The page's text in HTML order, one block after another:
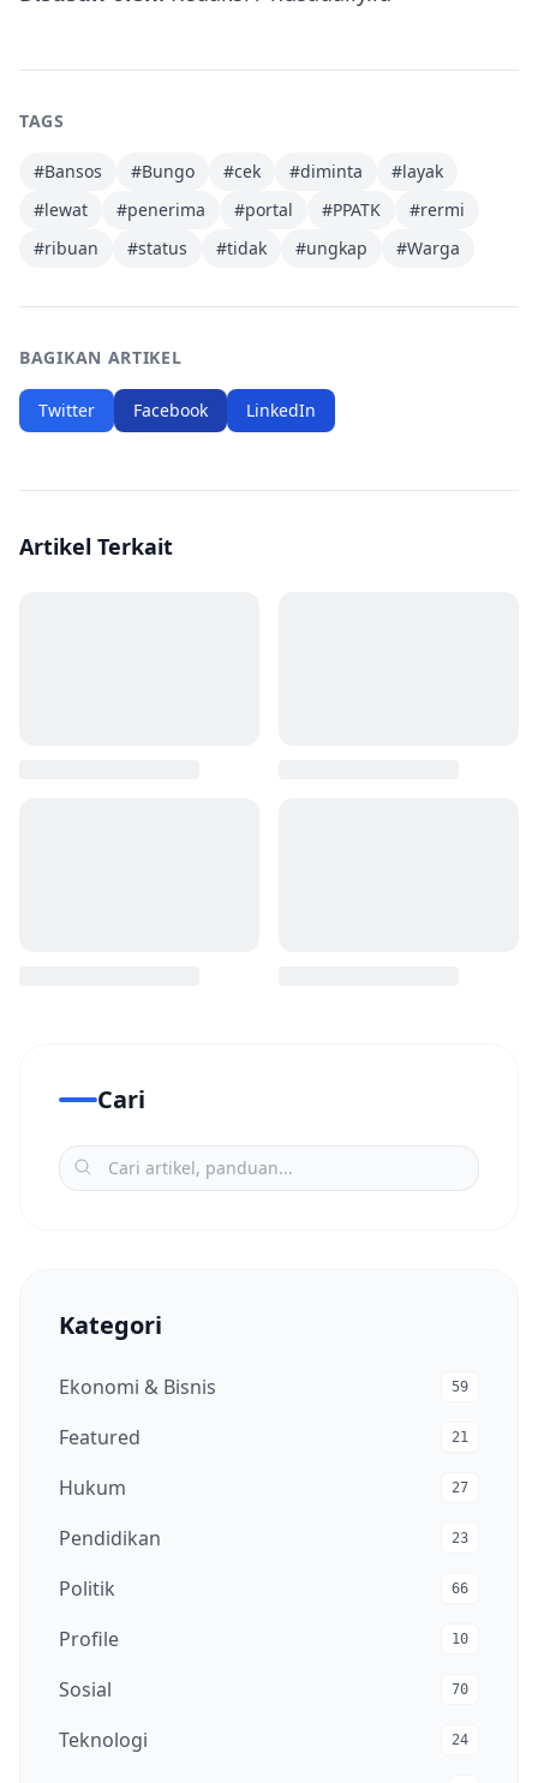
TAGS
#Bansos #Bungo #cek #diminta #layak
#lewat #penerima #portal #PPATK #rermi
#ribuan #status #tidak #ungkap #Warga
BAGIKAN ARTIKEL
Twitter Facebook LinkedIn
Artikel Terkait
Cari
Kategori
Ekonomi & Bisnis 59
Featured 21
Hukum 27
Pendidikan 23
Politik 66
Profile 10
Sosial 70
Teknologi 24